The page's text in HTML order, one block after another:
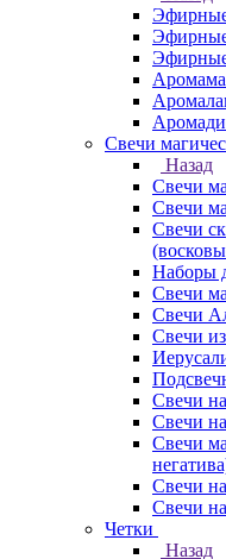
Свечи
Назад
Свечи
Свечи
Свечи
Наборы
Свечи
Свечи
Свечи
Свечи
Свечи
Свечи
Свечи
Свечи
Четки
Назад